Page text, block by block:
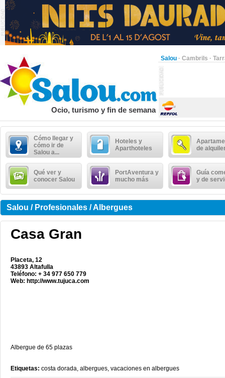
Salou · Cambrils ·
Ocio, turismo y fin de semana
Cómo llegar y
cómo ir de
Salou a...
Hoteles y
Aparthoteles
de
Qué ver y
conocer Salou
PortAventura y
mucho más
Guía
y de
Salou / Profesionales / Albergues
Casa Gran
Placeta, 12
43893 Altafulla
Teléfono: + 34 977 650 779
Web: http://www.tujuca.com
Albergue de 65 plazas
Etiquetas: costa dorada, albergues, vacaciones en albergues